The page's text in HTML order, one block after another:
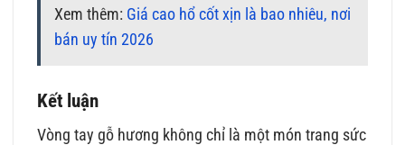
Xem thêm: Giá cao hổ cốt xịn là bao nhiêu, nơi
bán uy tín 2026
Kết luận
Vòng tay gỗ hương không chỉ là một món trang sức